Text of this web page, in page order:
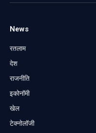
News
रतलाम
⁠देश
राजनीति
⁠इकोनॉमी
खेल
टेक्नोलॉजी